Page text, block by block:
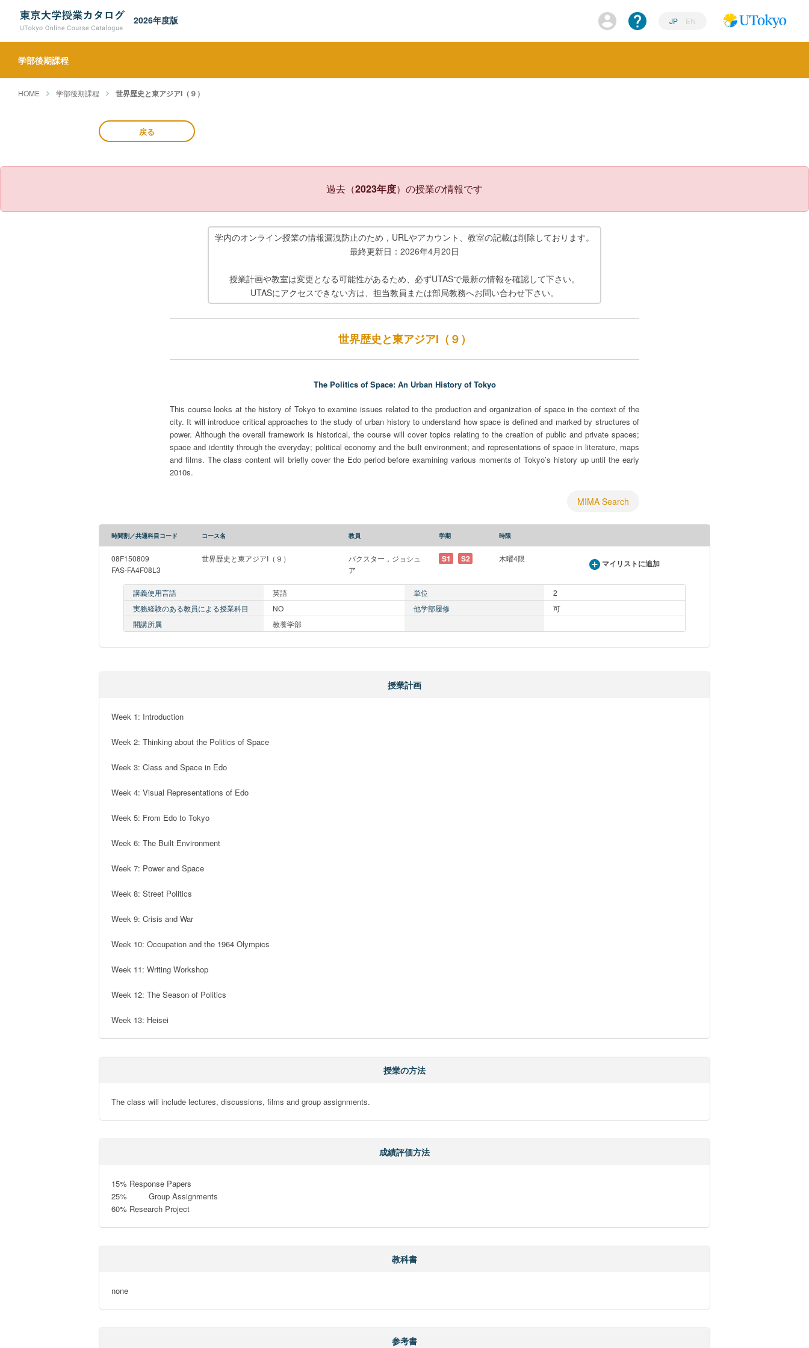
2026年度版 JP EN
学部後期課程
HOME 学部後期課程 世界歴史と東アジアI（９）
戻る
過去（2023年度）の授業の情報です
学内のオンライン授業の情報漏洩防止のため，URLやアカウント、教室の記載は削除しております。
最終更新日：2026年4月20日
授業計画や教室は変更となる可能性があるため、必ずUTASで最新の情報を確認して下さい。
UTASにアクセスできない方は、担当教員または部局教務へお問い合わせ下さい。
世界歴史と東アジアI（９）
The Politics of Space: An Urban History of Tokyo
This course looks at the history of Tokyo to examine issues related to the production and organization of space in the context of the
city. It will introduce critical approaches to the study of urban history to understand how space is defined and marked by structures of
power. Although the overall framework is historical, the course will cover topics relating to the creation of public and private spaces;
space and identity through the everyday; political economy and the built environment; and representations of space in literature, maps
and films. The class content will briefly cover the Edo period before examining various moments of Tokyo’s history up until the early
2010s.
MIMA Search
時間割／共通科目コード コース名 教員 学期 時限
08F150809
FAS-FA4F08L3
世界歴史と東アジアI（９）
バクスター，ジョシュ
ア
S1 S2 木曜4限 マイリストに追加
講義使用言語 英語 単位
2
実務経験のある教員による授業科目
NO 他学部履修
可
開講所属
教養学部
授業計画
Week 1: Introduction
Week 2: Thinking about the Politics of Space
Week 3: Class and Space in Edo
Week 4: Visual Representations of Edo
Week 5: From Edo to Tokyo
Week 6: The Built Environment
Week 7: Power and Space
Week 8: Street Politics
Week 9: Crisis and War
Week 10: Occupation and the 1964 Olympics
Week 11: Writing Workshop
Week 12: The Season of Politics
Week 13: Heisei
授業の方法
The class will include lectures, discussions, films and group assignments.
成績評価方法
15% Response Papers
25%         Group Assignments
60% Research Project
教科書
none
参考書